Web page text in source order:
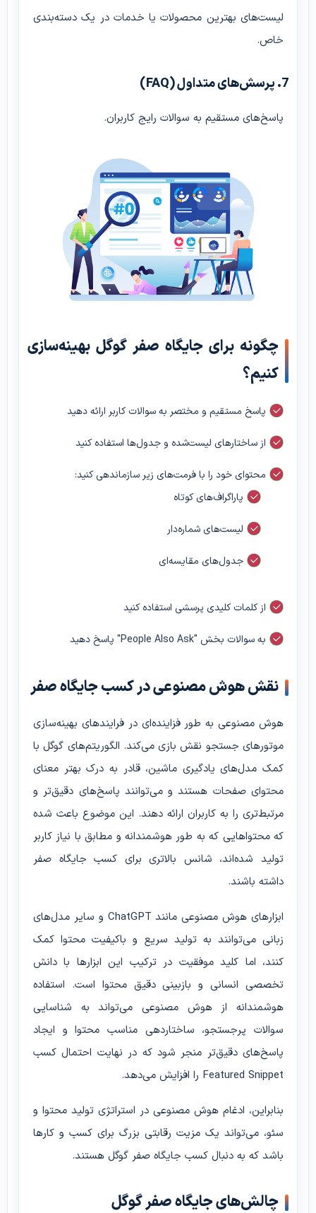
لیست‌های بهترین محصولات یا خدمات در یک دسته‌بندی
خاص.
7. پرسش‌های متداول (FAQ)
پاسخ‌های مستقیم به سوالات رایج کاربران.
چگونه برای جایگاه صفر گوگل بهینه‌سازی
کنیم؟
پاسخ مستقیم و مختصر به سوالات کاربر ارائه دهید
از ساختارهای لیست‌شده و جدول‌ها استفاده کنید
محتوای خود را با فرمت‌های زیر سازماندهی کنید:
پاراگراف‌های کوتاه
لیست‌های شماره‌دار
جدول‌های مقایسه‌ای
از کلمات کلیدی پرسشی استفاده کنید
به سوالات بخش "People Also Ask" پاسخ دهید
نقش هوش مصنوعی در کسب جایگاه صفر
هوش مصنوعی به طور فزاینده‌ای در فرایندهای بهینه‌سازی
موتورهای جستجو نقش بازی می‌کند. الگوریتم‌های گوگل با
کمک مدل‌های یادگیری ماشین، قادر به درک بهتر معنای
محتوای صفحات هستند و می‌توانند پاسخ‌های دقیق‌تر و
مرتبط‌تری را به کاربران ارائه دهند. این موضوع باعث شده
که محتواهایی که به طور هوشمندانه و مطابق با نیاز کاربر
تولید شده‌اند، شانس بالاتری برای کسب جایگاه صفر
داشته باشند.
ابزارهای هوش مصنوعی مانند ChatGPT و سایر مدل‌های
زبانی می‌توانند به تولید سریع و باکیفیت محتوا کمک
کنند، اما کلید موفقیت در ترکیب این ابزارها با دانش
تخصصی انسانی و بازبینی دقیق محتوا است. استفاده
هوشمندانه از هوش مصنوعی می‌تواند به شناسایی
سوالات پرجستجو، ساختاردهی مناسب محتوا و ایجاد
پاسخ‌های دقیق‌تر منجر شود که در نهایت احتمال کسب
Featured Snippet را افزایش می‌دهد.
بنابراین، ادغام هوش مصنوعی در استراتژی تولید محتوا و
سئو، می‌تواند یک مزیت رقابتی بزرگ برای کسب و کارها
باشد که به دنبال کسب جایگاه صفر گوگل هستند.
چالش‌های جایگاه صفر گوگل